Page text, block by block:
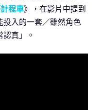
程車》，在影片中提到
投入的一套／雖然角色
真」。